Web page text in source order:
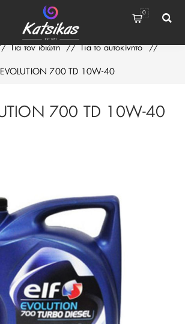
0
/ Για τον ιδιώτη / Για το αυτοκίνητο /
EVOLUTION 700 TD 10W-40
700 TD 10W-40